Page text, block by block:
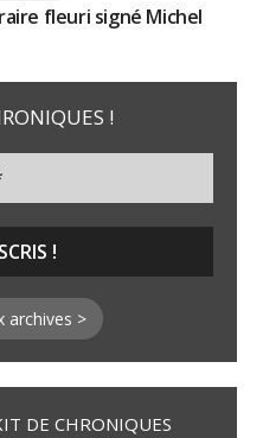
fleuri signé Michel
!
archives >
DE CHRONIQUES